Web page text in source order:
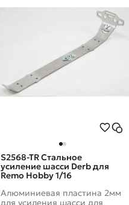
S2568-TR Стальное
усиление шасси Derb для
Remo Hobby 1/16
Алюминиевая пластина 2мм
для усиления шасси для